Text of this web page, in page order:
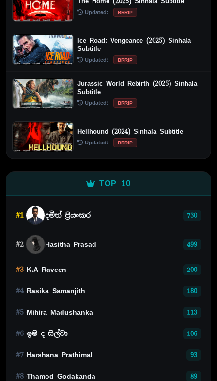
Updated: BRRIP
Ice Road: Vengeance (2025) Sinhala
Subtitle
Updated: BRRIP
Jurassic World Rebirth (2025) Sinhala
Subtitle
Updated: BRRIP
Hellhound (2024) Sinhala Subtitle
Updated: BRRIP
TOP 10
#1 දමිත් ප්‍රියංකර 730
#2 Hasitha Prasad 499
#3 K.A Raveen 200
#4 Rasika Samanjith 180
#5 Mihira Madushanka 113
#6 ඉෂි ද සිල්වා 106
#7 Harshana Prathimal 93
#8 Thamod Godakanda 89